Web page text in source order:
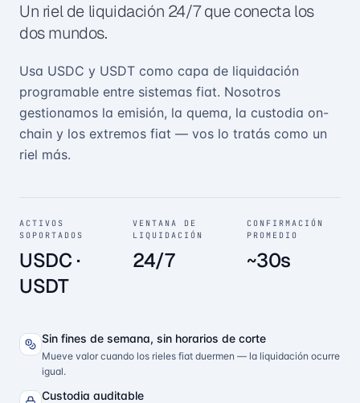
Un riel de liquidación 24/7 que conecta los
dos mundos.
Usa USDC y USDT como capa de liquidación
programable entre sistemas fiat. Nosotros
gestionamos la emisión, la quema, la custodia on-
chain y los extremos fiat — vos lo tratás como un
riel más.
ACTIVOS
SOPORTADOS
USDC ·
USDT
VENTANA DE
LIQUIDACIÓN
24/7
CONFIRMACIÓN
PROMEDIO
~30s
Sin fines de semana, sin horarios de corte
Mueve valor cuando los rieles fiat duermen — la liquidación ocurre
igual.
Custodia auditable